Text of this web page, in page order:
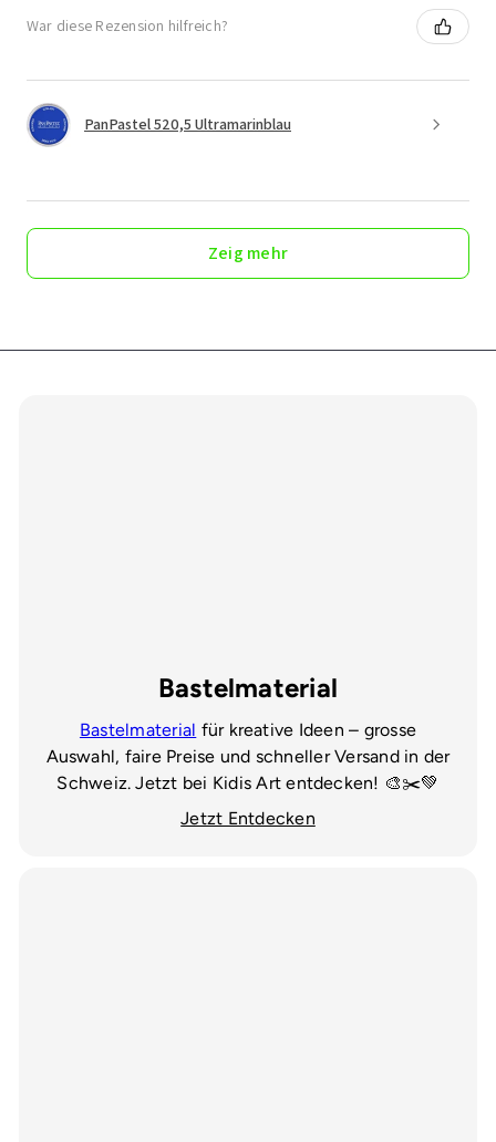
War diese Rezension hilfreich?
PanPastel 520,5 Ultramarinblau
Zeig mehr
Bastelmaterial
Bastelmaterial für kreative Ideen – grosse
Auswahl, faire Preise und schneller Versand in der
Schweiz. Jetzt bei Kidis Art entdecken! 🎨✂️💚
Jetzt Entdecken